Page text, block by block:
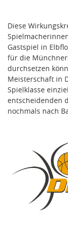
Diese
Gastspiel in
für die
durchsetzen
Meisterschaft in
Spielklasse
entscheidenden
nochmals nach